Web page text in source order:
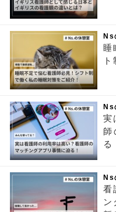
Ns
睡
Ns
実
師
る
Ns
看
ン